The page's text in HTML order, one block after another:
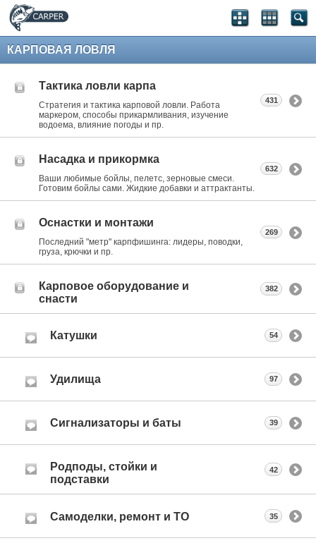
КАРПОВАЯ ЛОВЛЯ
Тактика ловли карпа
Стратегия и тактика карповой ловли. Работа
маркером, способы прикармливания, изучение
водоема, влияние погоды и пр.
431
Насадка и прикормка
Ваши любимые бойлы, пелетс, зерновые смеси.
Готовим бойлы сами. Жидкие добавки и аттрактанты.
632
Оснастки и монтажи
Последний "метр" карпфишинга: лидеры, поводки,
груза, крючки и пр.
269
Карповое оборудование и
снасти
382
Катушки 54
Удилища 97
Сигнализаторы и баты 39
Родподы, стойки и
подставки
42
Самоделки, ремонт и ТО 35